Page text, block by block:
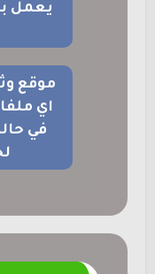
يعمل
موقع
اي
في